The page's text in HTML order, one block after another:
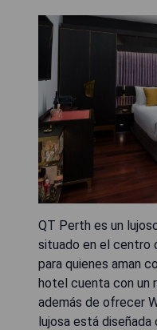
QT Perth es un
situado en el centro
para quienes aman
hotel cuenta con un
además de ofrecer
lujosa está diseñada